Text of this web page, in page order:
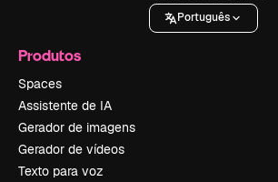
Português
Produtos
Spaces
Assistente de IA
Gerador de imagens
Gerador de vídeos
Texto para voz